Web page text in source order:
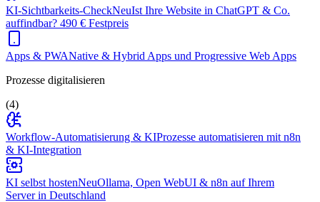
KI-Sichtbarkeits-CheckNeuIst Ihre Website in ChatGPT & Co.
auffindbar? 490 € Festpreis
Apps & PWANative & Hybrid Apps und Progressive Web Apps
Prozesse digitalisieren
(4)
Workflow-Automatisierung & KIProzesse automatisieren mit n8n
& KI-Integration
KI selbst hostenNeuOllama, Open WebUI & n8n auf Ihrem
Server in Deutschland